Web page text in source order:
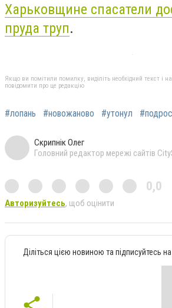
Харьковщине спасатели
пруда труп.
Якщо ви помітили помилку, виділіть необхідний текст і
повідомити про це редакцію
#лопань #новожаново #утонул
Скрипнік Олег
Головний редактор мережі сайтів
0,0
Авторизуйтесь, щоб оцінити
Діліться цією новиною та підписуйтесь